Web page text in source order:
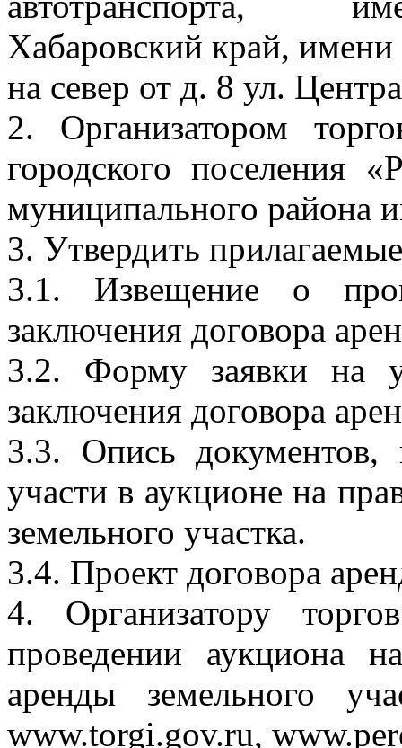
Хабаровский край,
на север от д. 8 ул.
2. Организатором
городского поселения
муниципального района
3. Утвердить
3.1. Извещение о
заключения договора
3.2. Форму заявки на
заключения договора
3.3. Опись документов,
участи в аукционе на
земельного участка.
3.4. Проект договора
4. Организатору
проведении аукциона
аренды земельного
www.torgi.gov.ru,